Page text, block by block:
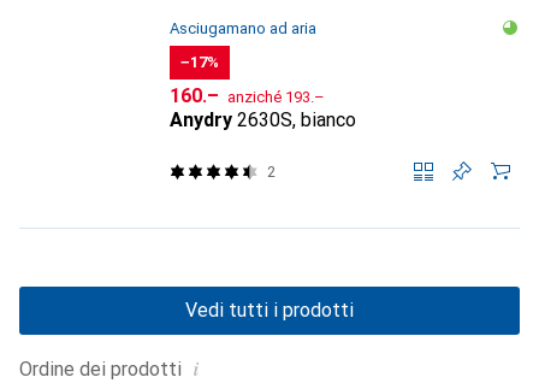
Asciugamano ad aria
−17%
CHF
160.– anziché CHF
193.–
Anydry 2630S, bianco
2
Ordine dei prodotti i
Vedi tutti i prodotti